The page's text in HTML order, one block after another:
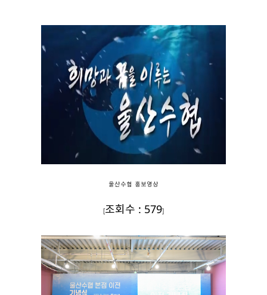
울산수협 홍보영상
[조회수 : 579]